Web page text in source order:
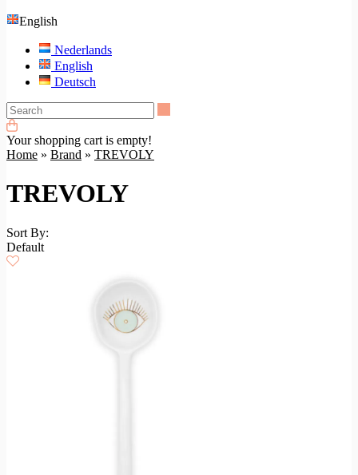
English
Nederlands
English
Deutsch
Your shopping cart is empty!
Home » Brand » TREVOLY
TREVOLY
Sort By:
Default